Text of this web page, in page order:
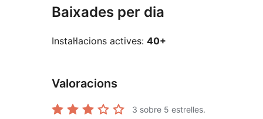
Baixades per dia
Instal·lacions actives: 40+
Valoracions
3 sobre 5 estrelles.